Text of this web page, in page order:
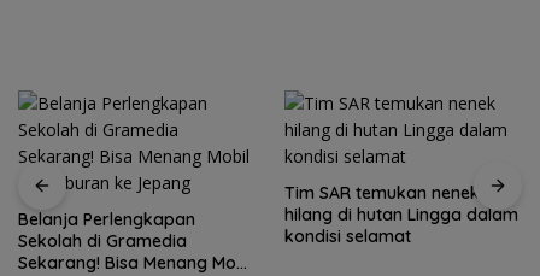
Belanja Perlengkapan
Sekolah di Gramedia
Sekarang! Bisa Menang Mobil
Tim SAR temukan nenek
hilang di hutan Lingga dalam
kondisi selamat